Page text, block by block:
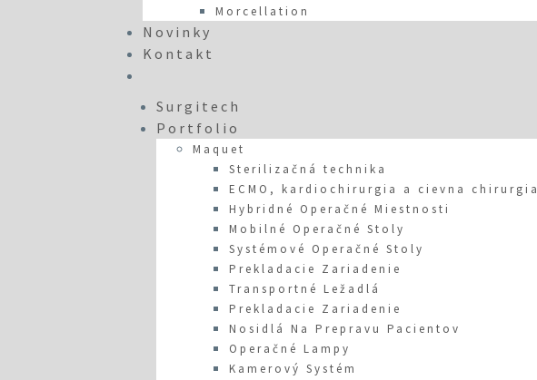
Morcellation
Novinky
Kontakt
Surgitech
Portfolio
Maquet
Sterilizačná technika
ECMO, kardiochirurgia a cievna chirurgia
Hybridné Operačné Miestnosti
Mobilné Operačné Stoly
Systémové Operačné Stoly
Prekladacie Zariadenie
Transportné Ležadlá
Prekladacie Zariadenie
Nosidlá Na Prepravu Pacientov
Operačné Lampy
Kamerový Systém